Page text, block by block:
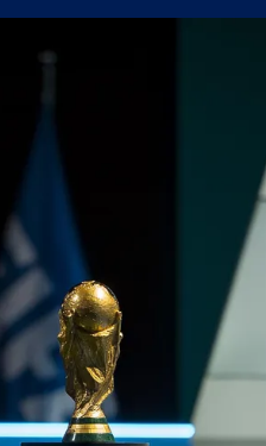
в Джакарта
в "Дерби Д'Италия" далеч от